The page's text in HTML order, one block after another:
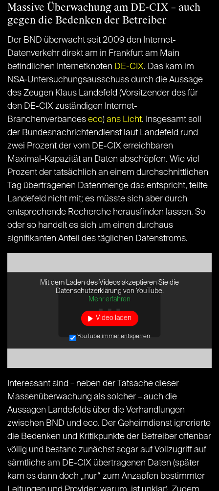
Massive Überwachung am DE-CIX – auch
gegen die Bedenken der Betreiber
Der BND überwacht seit 2009 den Internet-
Datenverkehr direkt am in Frankfurt am Main
befindlichen Internetknoten DE-CIX. Das kam im
NSA-Untersuchungsausschuss durch die Aussage
des Zeugen Klaus Landefeld (Vorsitzender des für
den DE-CIX zuständigen Internet-
Branchenverbandes eco) ans Licht. Insgesamt soll
der Bundesnachrichtendienst laut Landefeld rund
zwei Prozent der vom DE-CIX erreichbaren
Maximal-Kapazität an Daten abschöpfen. Wie viel
Prozent der tatsächlich an einem durchschnittlichen
Tag übertragenen Datenmenge das entspricht, teilte
Landefeld nicht mit; es müsste sich aber durch
entsprechende Recherche herausfinden lassen. So
oder so handelt es sich um einen durchaus
signifikanten Anteil des täglichen Datenstroms.
Mit dem Laden des Videos akzeptieren Sie die
Datenschutzerklärung von YouTube.
Mehr erfahren
Video laden
YouTube immer entsperren
Interessant sind – neben der Tatsache dieser
Massenüberwachung als solcher – auch die
Aussagen Landefelds über die Verhandlungen
zwischen BND und eco. Der Geheimdienst ignorierte
die Bedenken und Kritikpunkte der Betreiber offenbar
völlig und bestand zunächst sogar auf Vollzugriff auf
sämtliche am DE-CIX übertragenen Daten (später
kam es dann doch „nur“ zum Anzapfen bestimmter